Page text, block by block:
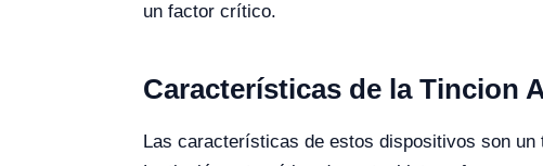
un factor crítico.
Características de la Tincion
Las características de estos dispositivos son